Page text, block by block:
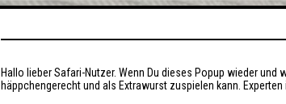
Hallo lieber Safari-Nutzer. Wenn Du dieses Popup wieder
häppchengerecht und als Extrawurst zuspielen kann.